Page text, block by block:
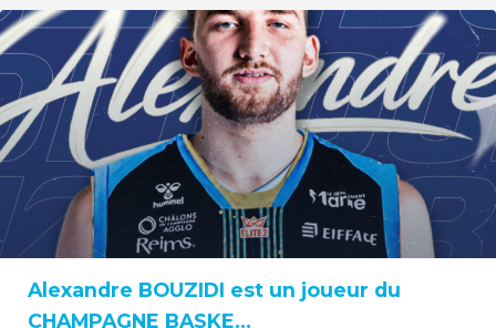
Alexandre BOUZIDI est un joueur du
CHAMPAGNE BASKE...